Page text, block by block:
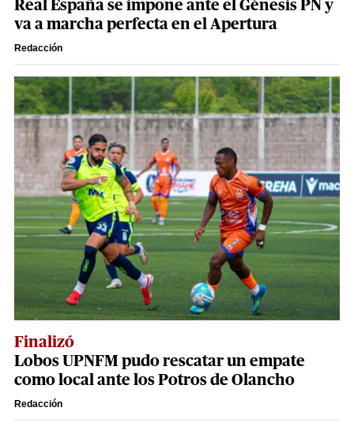
Real España se impone ante el Génesis PN y
va a marcha perfecta en el Apertura
Redacción
Finalizó
Lobos UPNFM pudo rescatar un empate
como local ante los Potros de Olancho
Redacción